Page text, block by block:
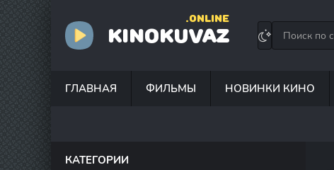
KINOKUVAZ
.ONLINE
ГЛАВНАЯ ФИЛЬМЫ НОВИНКИ КИНО
КАТЕГОРИИ